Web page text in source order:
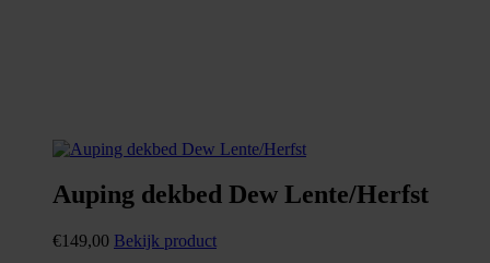
Auping dekbed Dew Lente/Herfst
€149,00 Bekijk product